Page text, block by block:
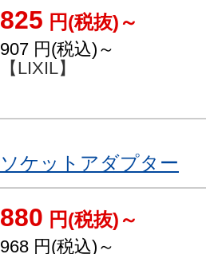
825 円(税抜)～
907 円(税込)～
【LIXIL】
ソケットアダプター
880 円(税抜)～
968 円(税込)～